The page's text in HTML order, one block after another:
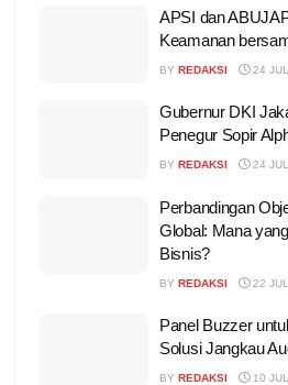
APSI dan
Keamanan
BY REDAKSI 24
Gubernur DKI
Penegur Sopir
BY REDAKSI 24
Perbandingan
Global: Mana
Bisnis?
BY REDAKSI 22
Panel Buzzer
Solusi Jangkau
BY REDAKSI 10